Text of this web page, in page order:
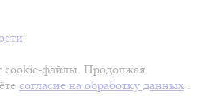
cookie-файлы. Продолжая
согласие на обработку данных .